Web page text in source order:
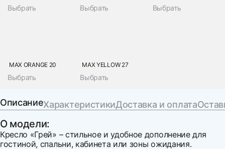
Выбрать Выбрать Выбрать
MAX ORANGE 20
Выбрать
MAX YELLOW 27
Выбрать
ОписаниеХарактеристикиДоставка и оплата
О модели:
Кресло «Грей» – стильное и удобное дополнение для
гостиной, спальни, кабинета или зоны ожидания.